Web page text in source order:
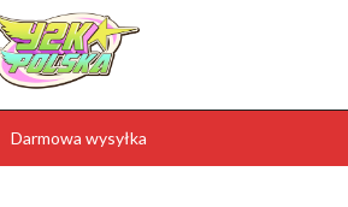
Darmowa wysyłka